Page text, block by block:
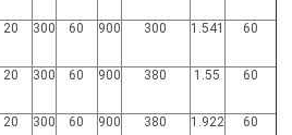
20 300 60 900 300 1.541 60
20 300 60 900 380 1.55 60
20 300 60 900 380 1.922 60